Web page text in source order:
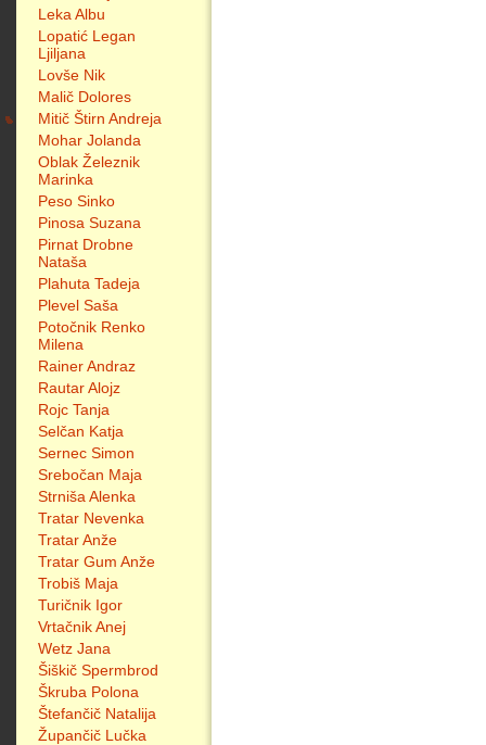
Leka Albu
Lopatić Legan
Ljiljana
Lovše Nik
Malič Dolores
Mitič Štirn Andreja
Mohar Jolanda
Oblak Železnik
Marinka
Peso Sinko
Pinosa Suzana
Pirnat Drobne
Nataša
Plahuta Tadeja
Plevel Saša
Potočnik Renko
Milena
Rainer Andraz
Rautar Alojz
Rojc Tanja
Selčan Katja
Sernec Simon
Srebočan Maja
Strniša Alenka
Tratar Nevenka
Tratar Anže
Tratar Gum Anže
Trobiš Maja
Turičnik Igor
Vrtačnik Anej
Wetz Jana
Šiškič Spermbrod
Škruba Polona
Štefančič Natalija
Župančič Lučka